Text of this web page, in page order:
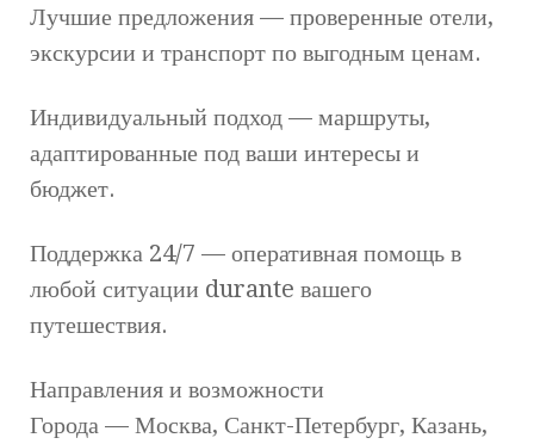
Лучшие предложения — проверенные отели,
экскурсии и транспорт по выгодным ценам.
Индивидуальный подход — маршруты,
адаптированные под ваши интересы и
бюджет.
Поддержка 24/7 — оперативная помощь в
любой ситуации durante вашего
путешествия.
Направления и возможности
Города — Москва, Санкт-Петербург, Казань,